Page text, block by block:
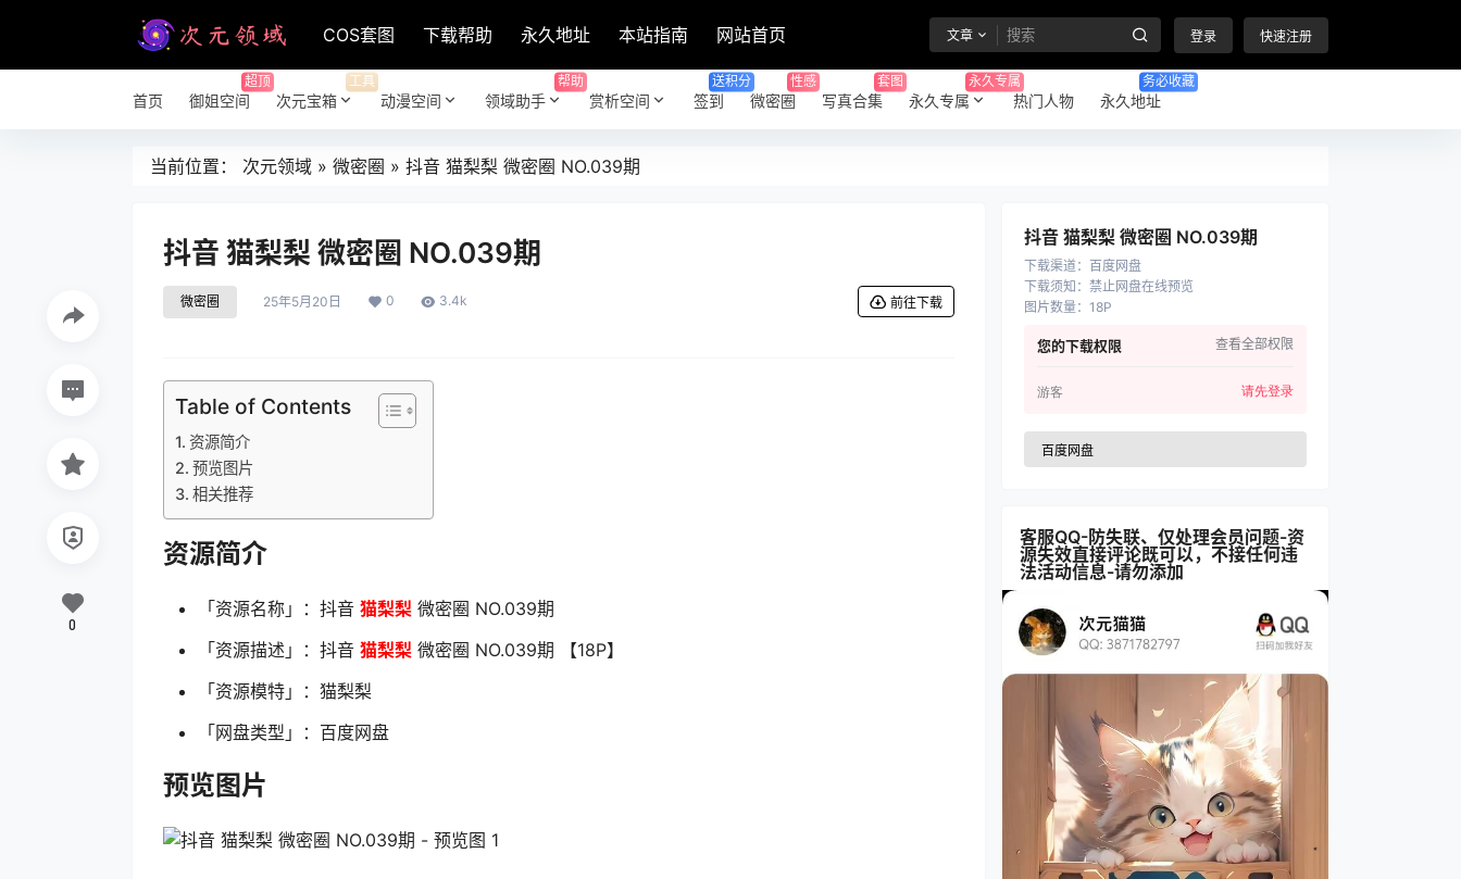
COS套图 下载帮助 永久地址 本站指南 网站首页 文章 登录 快速注册
首页 御姐空间
超顶
次元宝箱
工具
动漫空间 领域助手
帮助
赏析空间 签到
送积分
微密圈
性感
写真合集
套图
永久专属
永久专属
热门人物 永久地址
务必收藏
当前位置： 次元领域 » 微密圈 » 抖音 猫梨梨 微密圈 NO.039期
抖音 猫梨梨 微密圈 NO.039期
微密圈 25年5月20日 0 3.4k 前往下载
Table of Contents
资源简介
预览图片
相关推荐
资源简介
「资源名称」：抖音 猫梨梨 微密圈 NO.039期
「资源描述」：抖音 猫梨梨 微密圈 NO.039期 【18P】
「资源模特」：猫梨梨
「网盘类型」：百度网盘
预览图片
0
抖音 猫梨梨 微密圈 NO.039期
下载渠道： 百度网盘
下载须知 ： 禁止网盘在线预览
图片数量： 18P
您的下载权限 查看全部权限
游客 请先登录
百度网盘
客服QQ-防失联、仅处理会员问题-资
源失效直接评论既可以，不接任何违
法活动信息-请勿添加